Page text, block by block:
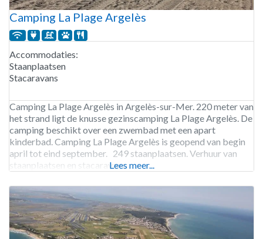
Camping La Plage Argelès
Accommodaties:
Staanplaatsen
Stacaravans
Camping La Plage Argelès in Argelès-sur-Mer. 220 meter van
het strand ligt de knusse gezinscamping La Plage Argelès. De
camping beschikt over een zwembad met een apart
kinderbad. Camping La Plage Argelès is geopend van begin
april tot eind september. 249 staanplaatsen. Verhuur van
staanplaatsen en stacaravans.Lees meer...